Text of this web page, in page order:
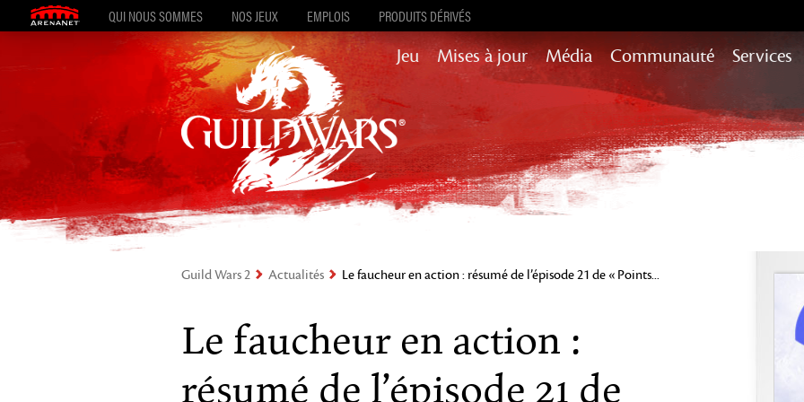
QUI NOUS SOMMES NOS JEUX EMPLOIS PRODUITS DÉRIVÉS
Jeu Mises à jour
Mises à jour de contenu pour l’histoire,
succès et encore plus
Heart of Thorns
Path of Fire
End of Dragons
Janthir Wilds
Média Communauté Services
Guild Wars 2 Actualités Le faucheur en action : résumé de l’épisode 21 de « Points...
Le faucheur en action :
résumé de l’épisode 21 de